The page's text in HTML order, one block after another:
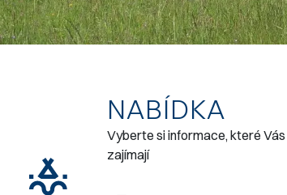
NABÍDKA
Vyberte si informace, které Vás
zajímají